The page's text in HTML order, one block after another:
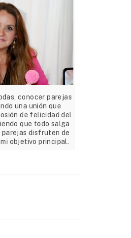
conocer parejas
una unión que
de felicidad del
que todo salga
disfruten de
objetivo principal.